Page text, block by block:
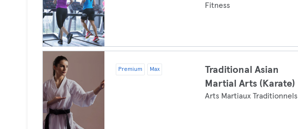
Fitness
Premium Max
Traditional Asian
Martial Arts (Karate)
Arts Martiaux Traditionnels